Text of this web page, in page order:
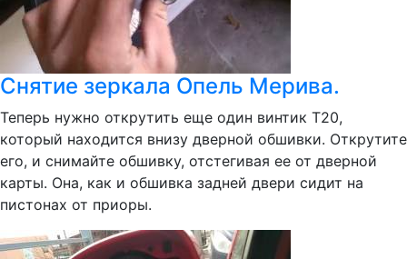
Снятие зеркала Опель Мерива.
Теперь нужно открутить еще один винтик Т20,
который находится внизу дверной обшивки. Открутите
его, и снимайте обшивку, отстегивая ее от дверной
карты. Она, как и обшивка задней двери сидит на
пистонах от приоры.